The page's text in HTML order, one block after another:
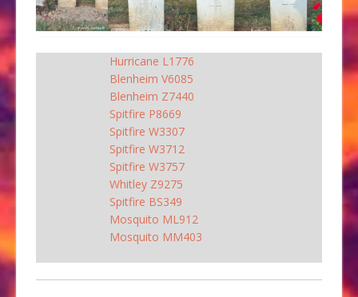
Hurricane L1776
Blenheim V6085
Blenheim Z7440
Spitfire P8669
Spitfire W3307
Spitfire W3712
Spitfire W3757
Whitley Z9275
Spitfire BS349
Mosquito ML912
Mosquito MM403